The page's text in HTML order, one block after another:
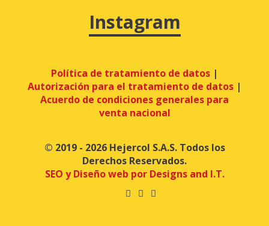
Instagram
Política de tratamiento de datos |
Autorización para el tratamiento de datos |
Acuerdo de condiciones generales para
venta nacional
© 2019 - 2026 Hejercol S.A.S. Todos los
Derechos Reservados.
SEO y Diseño web por Designs and I.T.